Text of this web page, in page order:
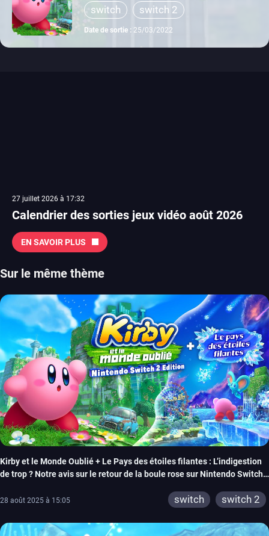
switch switch 2
Date de sortie : 25/03/2022
27 juillet 2026 à 17:32
Calendrier des sorties jeux vidéo août 2026
EN SAVOIR PLUS
Sur le même thème
Kirby et le Monde Oublié + Le Pays des étoiles filantes : L’indigestion
de trop ? Notre avis sur le retour de la boule rose sur Nintendo Switch
28 août 2025 à 15:05 switch switch 2